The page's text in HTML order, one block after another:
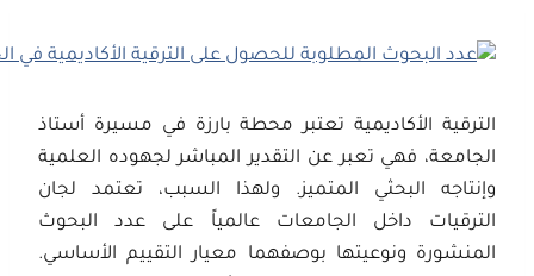
الترقية الأكاديمية تعتبر محطة بارزة في مسيرة أستاذ
الجامعة، فهي تعبر عن التقدير المباشر لجهوده العلمية
وإنتاجه البحثي المتميز. ولهذا السبب، تعتمد لجان
الترقيات داخل الجامعات عالمياً على عدد البحوث
المنشورة ونوعيتها بوصفهما معيار التقييم الأساسي.